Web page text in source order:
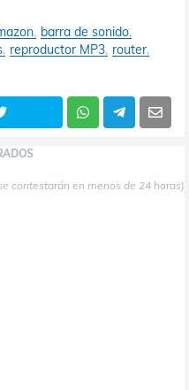
barra de sonido
reproductor MP3 router
contestarán en menos de 24 horas)